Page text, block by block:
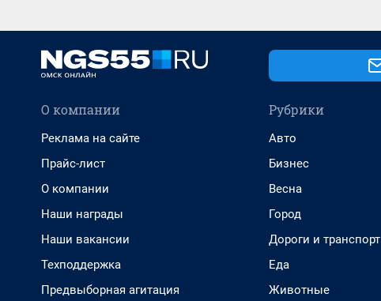
О компании
Реклама на сайте
Прайс-лист
О компании
Наши награды
Наши вакансии
Техподдержка
Предвыборная агитация
Рубрики
Авто
Бизнес
Весна
Город
Дороги и транспорт
Еда
Животные